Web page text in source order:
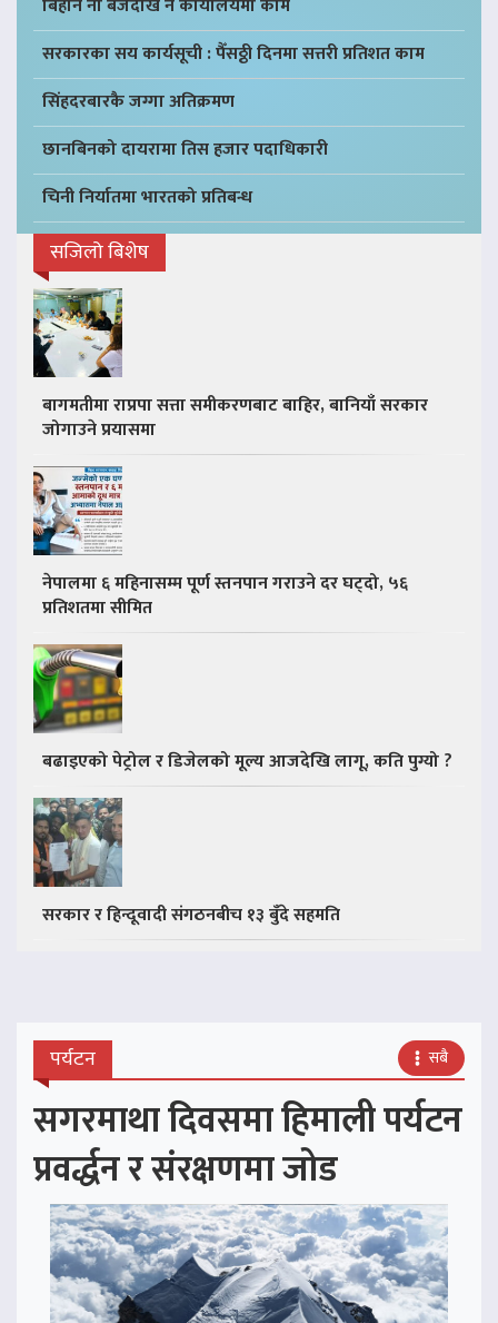
सरकारका सय कार्यसूची : पैँसठ्ठी दिनमा सत्तरी प्रतिशत काम
सिंहदरबारकै जग्गा अतिक्रमण
छानबिनको दायरामा तिस हजार पदाधिकारी
चिनी निर्यातमा भारतको प्रतिबन्ध
सजिलो बिशेष
बागमतीमा राप्रपा सत्ता समीकरणबाट बाहिर, बानियाँ सरकार
जोगाउने प्रयासमा
नेपालमा ६ महिनासम्म पूर्ण स्तनपान गराउने दर घट्दो, ५६
प्रतिशतमा सीमित
बढाइएको पेट्रोल र डिजेलको मूल्य आजदेखि लागू, कति पुग्यो ?
सरकार र हिन्दूवादी संगठनबीच १३ बुँदे सहमति
पर्यटन सबै
सगरमाथा दिवसमा हिमाली पर्यटन
प्रवर्द्धन र संरक्षणमा जोड